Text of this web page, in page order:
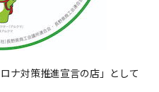
ナ対策推進宣言の店」として